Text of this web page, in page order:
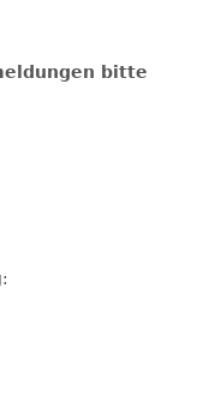
bitte